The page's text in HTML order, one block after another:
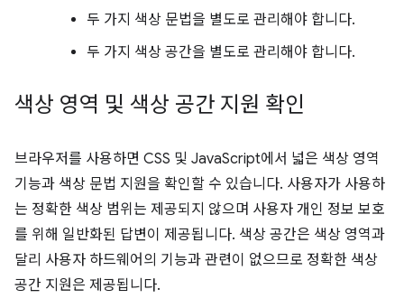
두 가지 색상 문법을 별도로 관리해야 합니다.
두 가지 색상 공간을 별도로 관리해야 합니다.
색상 영역 및 색상 공간 지원 확인
브라우저를 사용하면 CSS 및 JavaScript에서 넓은 색상 영역
기능과 색상 문법 지원을 확인할 수 있습니다. 사용자가 사용하
는 정확한 색상 범위는 제공되지 않으며 사용자 개인 정보 보호
를 위해 일반화된 답변이 제공됩니다. 색상 공간은 색상 영역과
달리 사용자 하드웨어의 기능과 관련이 없으므로 정확한 색상
공간 지원은 제공됩니다.